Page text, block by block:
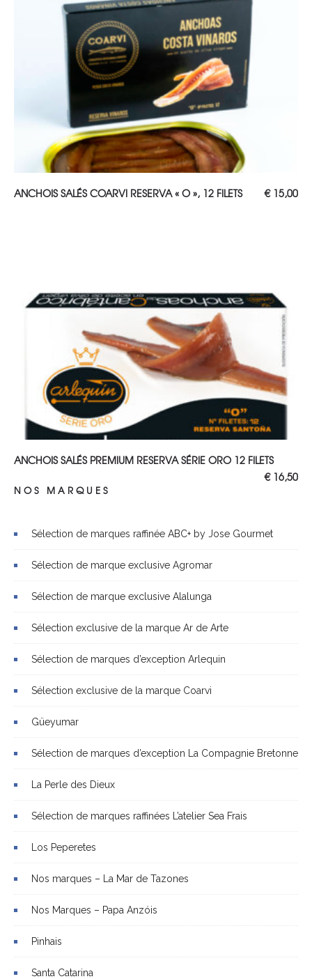
AJOUTER AU PANIER
ANCHOIS SALÉS COARVI RESERVA « O », 12 FILETS €15,00
AJOUTER AU PANIER
ANCHOIS SALÉS PREMIUM RESERVA SÉRIE ORO 12 FILETS
€16,50
NOS MARQUES
Sélection de marques raffinée ABC+ by Jose Gourmet
Sélection de marque exclusive Agromar
Sélection de marque exclusive Alalunga
Sélection exclusive de la marque Ar de Arte
Sélection de marques d’exception Arlequin
Sélection exclusive de la marque Coarvi
Güeyumar
Sélection de marques d’exception La Compagnie Bretonne
La Perle des Dieux
Sélection de marques raffinées L’atelier Sea Frais
Los Peperetes
Nos marques – La Mar de Tazones
Nos Marques – Papa Anzóis
Pinhais
Santa Catarina